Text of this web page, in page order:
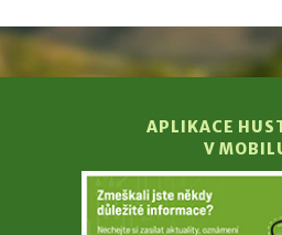
APLIKACE
V